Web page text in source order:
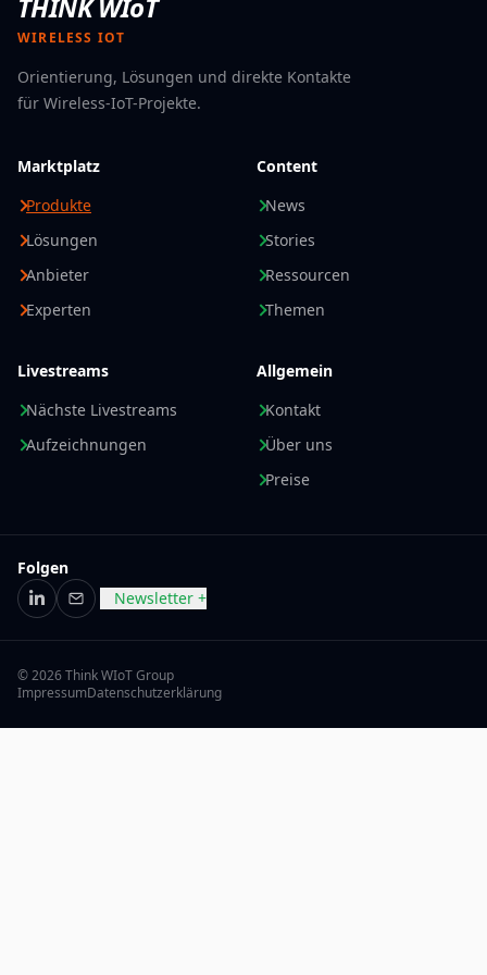
WIRELESS IOT
Orientierung, Lösungen und direkte Kontakte
für Wireless-IoT-Projekte.
Marktplatz
Produkte
Lösungen
Anbieter
Experten
Content
News
Stories
Ressourcen
Themen
Livestreams
Nächste Livestreams
Aufzeichnungen
Allgemein
Kontakt
Über uns
Preise
Folgen
LinkedIn
E-MailNewsletter +
© 2026 Think WIoT Group
ImpressumDatenschutzerklärung